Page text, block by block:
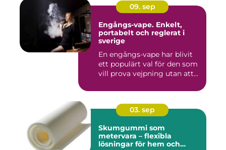
09. sep
Engångs-vape. Enkelt,
portabelt och reglerat i
sverige
En engångs-vape har blivit
ett populärt val för den som
vill prova vejpning utan att...
03. sep
Skumgummi som
metervara – flexibla
lösningar för hem och